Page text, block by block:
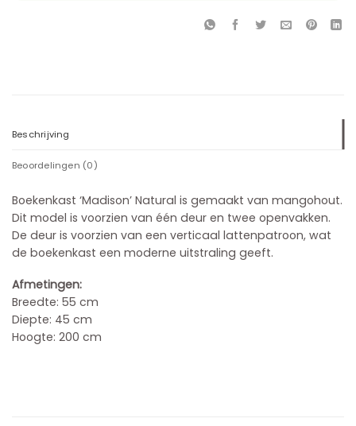
Beschrijving
Beoordelingen (0)
Boekenkast ‘Madison’ Natural is gemaakt van mangohout.
Dit model is voorzien van één deur en twee openvakken.
De deur is voorzien van een verticaal lattenpatroon, wat
de boekenkast een moderne uitstraling geeft.
Afmetingen:
Breedte: 55 cm
Diepte: 45 cm
Hoogte: 200 cm